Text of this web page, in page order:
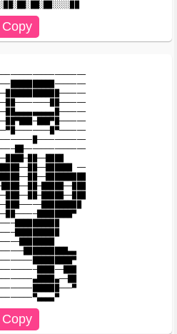
──
────────────────────▀▄▄▄▄▀